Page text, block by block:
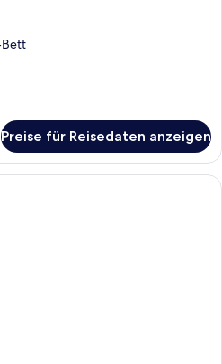
Bett
Preise für Reisedaten anzeigen